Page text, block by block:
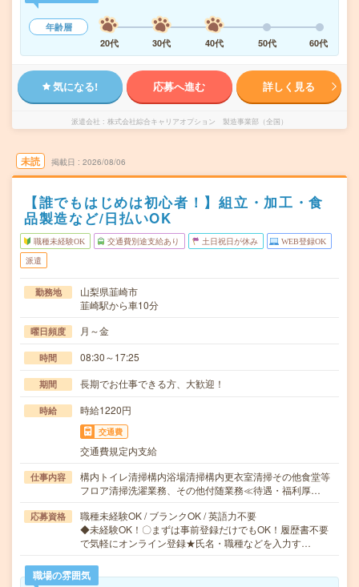
年齢層
20代
30代 40代 50代 60代
気になる! 応募へ進む 詳しく見る
派遣会社 株式会社綜合キャリアオプション 製造事業部（全国）
未読 掲載日 2026/08/06
【誰でもはじめは初心者！】組立・加工・食
品製造など/日払いOK
職種未経験OK 交通費別途支給あり 土日祝日が休み WEB登録OK
派遣
勤務地
山梨県韮崎市
韮崎駅から車10分
曜日頻度 月～金
時間 08:30～17:25
期間 長期でお仕事できる方、大歓迎！
時給 時給1220円
交通費
交通費規定内支給
仕事内容
構内トイレ清掃構内浴場清掃構内更衣室清掃その他食堂等
フロア清掃洗濯業務、その他付随業務≪待遇・福利厚…
応募資格
職種未経験OK / ブランクOK / 英語力不要
◆未経験OK！〇まずは事前登録だけでもOK！履歴書不要
で気軽にオンライン登録★氏名・職種などを入力す…
職場の雰囲気